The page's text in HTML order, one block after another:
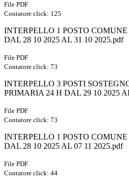
File PDF
Contatore click: 125
INTERPELLO 1 POSTO
DAL 28 10 2025 AL 31 10 2025.pdf
File PDF
Contatore click: 73
INTERPELLO 3 POSTI
PRIMARIA 24 H DAL 29 10 2025
File PDF
Contatore click: 73
INTERPELLO 1 POSTO
DAL 28 10 2025 AL 07 11 2025.pdf
File PDF
Contatore click: 44